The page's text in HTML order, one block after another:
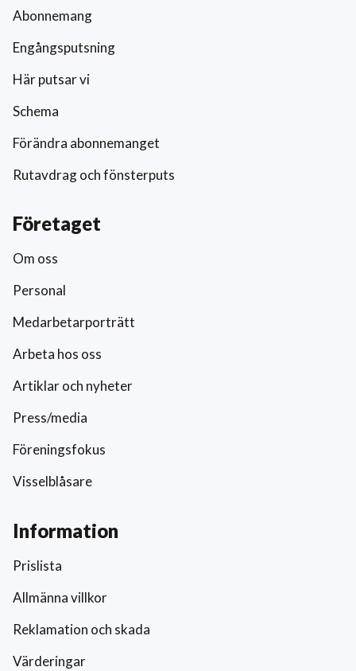
Abonnemang
Engångsputsning
Här putsar vi
Schema
Förändra abonnemanget
Rutavdrag och fönsterputs
Företaget
Om oss
Personal
Medarbetarporträtt
Arbeta hos oss
Artiklar och nyheter
Press/media
Föreningsfokus
Visselblåsare
Information
Prislista
Allmänna villkor
Reklamation och skada
Värderingar